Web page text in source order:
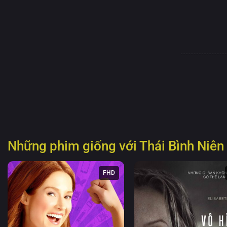
Những phim giống với Thái Bình Niên
FHD